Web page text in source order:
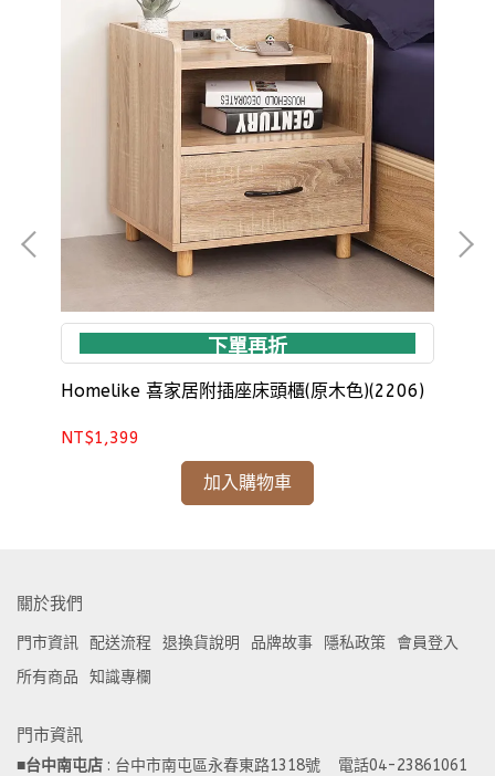
下單再折
Homelike 喜家居附插座床頭櫃(原木色)(2206)
NT$1,399
加入購物車
關於我們
門市資訊 配送流程 退換貨說明 品牌故事 隱私政策
會員登入
所有商品
知識專欄
門市資訊
■台中南屯店 : 台中市南屯區永春東路1318號    電話04-23861061